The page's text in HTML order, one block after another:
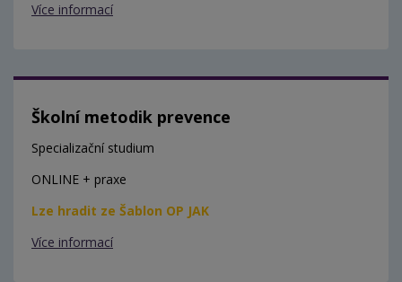
Více informací
Školní metodik prevence
Specializační studium
ONLINE + praxe
Lze hradit ze Šablon OP JAK
Více informací